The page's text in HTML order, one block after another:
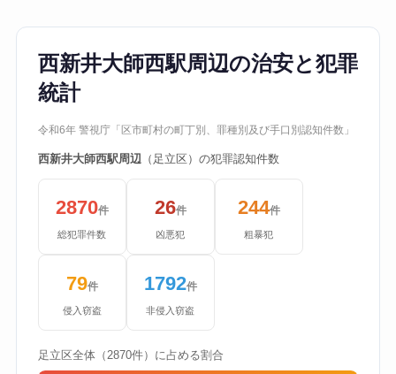
西新井大師西駅周辺の治安と犯罪
統計
令和6年 警視庁「区市町村の町丁別、罪種別及び手口別認知件数」
西新井大師西駅周辺 （足立区）の犯罪認知件数
2870件
総犯罪件数
26件
凶悪犯
244件
粗暴犯
79件
侵入窃盗
1792件
非侵入窃盗
足立区全体（2870件）に占める割合